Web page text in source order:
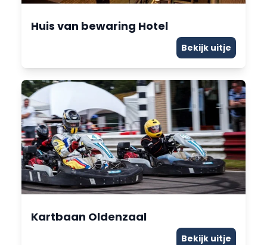
Huis van bewaring Hotel
Bekijk uitje
Kartbaan Oldenzaal
Bekijk uitje